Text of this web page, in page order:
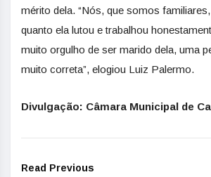
mérito dela. “Nós, que somos
quanto ela lutou e trabalhou
muito orgulho de ser marido dela, uma
muito correta”, elogiou Luiz Palermo.
Divulgação: Câmara Municipal de
Read Previous